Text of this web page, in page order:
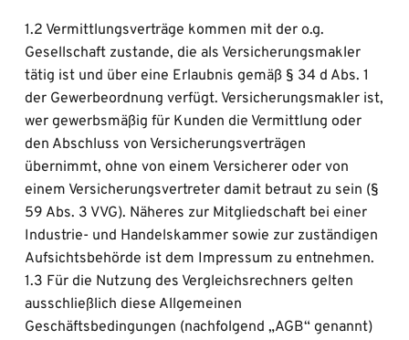
1.2 Vermittlungsverträge kommen mit der o.g.
Gesellschaft zustande, die als Versicherungsmakler
tätig ist und über eine Erlaubnis gemäß § 34 d Abs. 1
der Gewerbeordnung verfügt. Versicherungsmakler ist,
wer gewerbsmäßig für Kunden die Vermittlung oder
den Abschluss von Versicherungsverträgen
übernimmt, ohne von einem Versicherer oder von
einem Versicherungsvertreter damit betraut zu sein (§
59 Abs. 3 VVG). Näheres zur Mitgliedschaft bei einer
Industrie- und Handelskammer sowie zur zuständigen
Aufsichtsbehörde ist dem Impressum zu entnehmen.
1.3 Für die Nutzung des Vergleichsrechners gelten
ausschließlich diese Allgemeinen
Geschäftsbedingungen (nachfolgend „AGB“ genannt)